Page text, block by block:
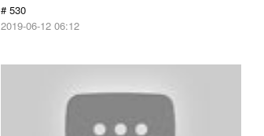
# 530
2019-06-12 06:12